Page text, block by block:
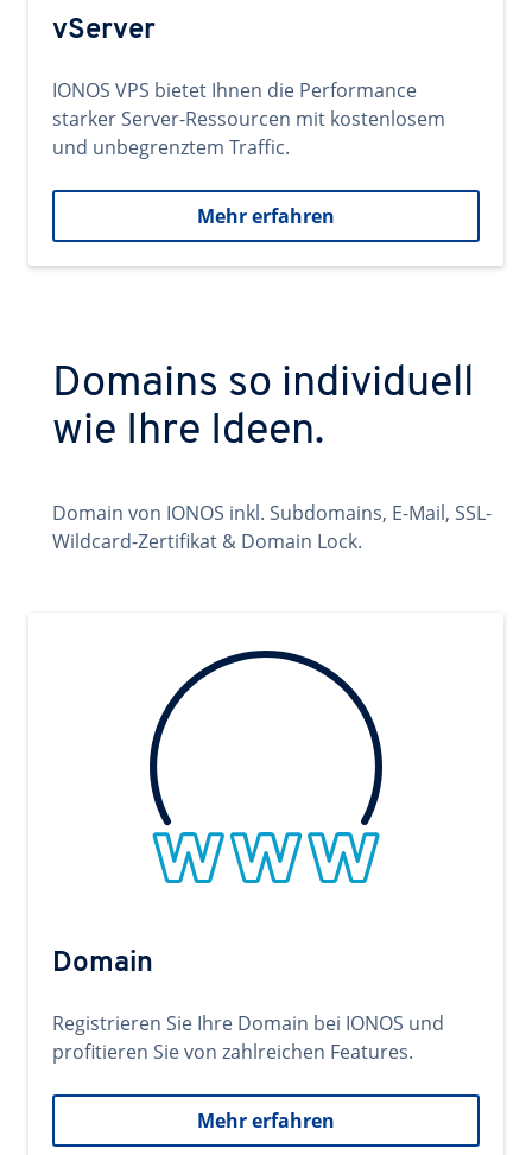
vServer
IONOS VPS bietet Ihnen die Performance
starker Server-Ressourcen mit kostenlosem
und unbegrenztem Traffic.
Mehr erfahren
Domains so individuell
wie Ihre Ideen.
Domain von IONOS inkl. Subdomains, E-Mail, SSL-
Wildcard-Zertifikat & Domain Lock.
Domain
Registrieren Sie Ihre Domain bei IONOS und
profitieren Sie von zahlreichen Features.
Mehr erfahren